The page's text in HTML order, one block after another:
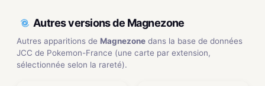
Autres versions de Magnezone
Autres apparitions de Magnezone dans la base de données
JCC de Pokemon-France (une carte par extension,
sélectionnée selon la rareté).